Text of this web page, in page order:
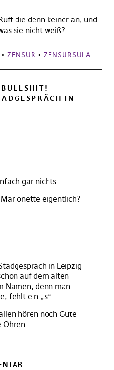
die denn keiner an, und
sie nicht weiß?
• ZENSUR • ZENSURSULA
BULLSHIT!
IN
gar nichts…
eigentlich?
in Leipzig
auf dem alten
Namen, denn man
fehlt ein „s“.
hören noch Gute
Ohren.